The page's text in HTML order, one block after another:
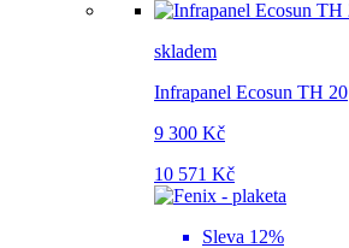
skladem
Infrapanel Ecosun TH 20
9 300 Kč
10 571 Kč
Sleva 12%